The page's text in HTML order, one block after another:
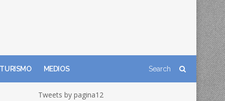
TURISMO MEDIOS
Tweets by pagina12